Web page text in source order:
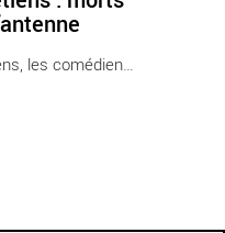
Dans Les Grands Entretiens, les comédiens [...]